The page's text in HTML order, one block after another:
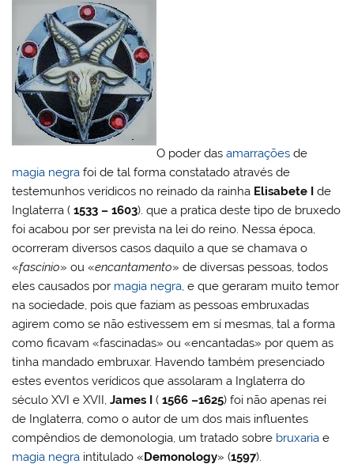
o
M
ai
l
b
o
o
k
O poder dasamarrações de
magia negra foi de tal forma constatado através de
testemunhos verídicos no reinado da rainha Elisabete I de
Inglaterra (1533 – 1603). que a pratica deste tipo de bruxedo
foi acabou por ser prevista na lei do reino. Nessa época,
ocorreram diversos casos daquilo a que se chamava o
«fascínio» ou «encantamento» de diversas pessoas, todos
eles causados por magia negra, e que geraram muito temor
na sociedade, pois que faziam as pessoas embruxadas
agirem como se não estivessem em sí mesmas, tal a forma
como ficavam «fascinadas» ou «encantadas» por quem as
tinha mandado embruxar. Havendo também presenciado
estes eventos verídicos que assolaram a Inglaterra do
século XVI e XVII,James I (1566 –1625) foi não apenas rei
de Inglaterra, como o autor de um dos mais influentes
compêndios de demonologia, um tratado sobre bruxaria e
magia negra intitulado «Demonology» (1597).